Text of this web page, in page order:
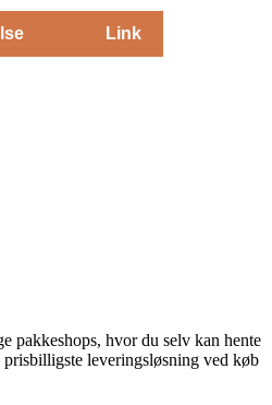
Link
pakkeshops, hvor du selv kan hente
prisbilligste leveringsløsning ved køb